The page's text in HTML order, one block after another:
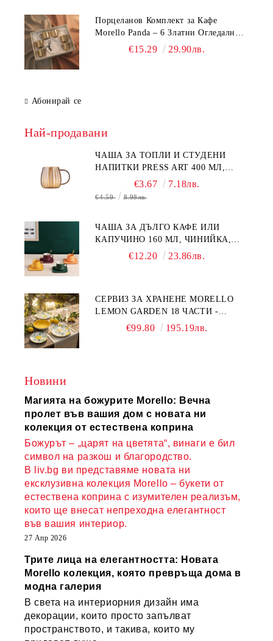
Порцеланов Комплект за Кафе
Morello Panda – 6 Златни Огледални
Чаши с Анаморфно Отражение и
€15.29 29.90лв.
Абонирай се
Най-продавани
ЧАША ЗА ТОПЛИ И СТУДЕНИ
НАПИТКИ PRESS ART 400 МЛ,
БОРОСИЛИКАТНО СТЪКЛО
€3.67 7.18лв.
€4.59 8.98лв.
ЧАША ЗА ДЪЛГО КАФЕ ИЛИ
КАПУЧИНО 160 МЛ, ЧИНИЙКА,
ЛЪЖИЧКА GREEN, ORANGE LOVE
€12.20 23.86лв.
СЕРВИЗ ЗА ХРАНЕНЕ MORELLO
LEMON GARDEN 18 ЧАСТИ -
ПОРЦЕЛАН€99.80 195.19лв.
Новини
Магията на божурите Morello: Вечна
пролет във вашия дом с новата ни
колекция от естествена коприна
Божурът – „царят на цветята“, винаги е бил
символ на разкош и благородство.
В liv.bg ви представяме новата ни
ексклузивна колекция Morello – букети от
естествена коприна с изумителен реализъм,
които ще внесат непреходна елегантност
във вашия интериор.
27 Апр 2026
Трите лица на елегантността: Новата
Morello колекция, която превръща дома в
модна галерия
В света на интериорния дизайн има
декорации, които просто запълват
пространството, и такива, които му